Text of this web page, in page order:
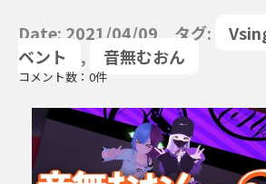
Date: 2021/04/09 タグ:
ベント
, 音無むおん
コメント数：0件